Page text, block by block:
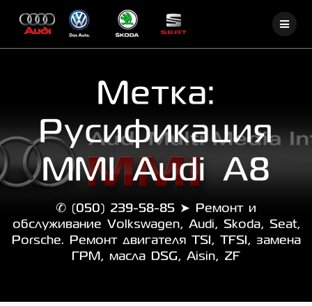
content
Метка:
Русификация
MMI Audi A8
✆ (050) 239-58-85 ➤ Ремонт и
обслуживание Volkswagen, Audi, Skoda, Seat,
Porsche. Ремонт двигателя TSI, TFSI, замена
ГРМ, масла DSG, Aisin, ZF